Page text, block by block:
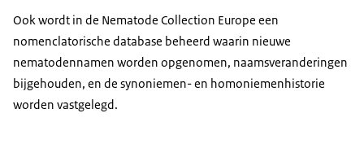
Ook wordt in de Nematode Collection Europe een
nomenclatorische database beheerd waarin nieuwe
nematodennamen worden opgenomen, naamsveranderingen
bijgehouden, en de synoniemen- en homoniemenhistorie
worden vastgelegd.